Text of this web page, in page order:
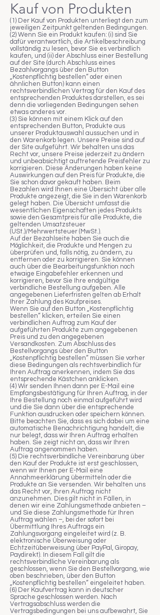
Kauf von Produkten
(1) Der Kauf von Produkten unterliegt den zum
jeweiligen Zeitpunkt geltenden Bedingungen.
(2) Wenn Sie ein Produkt kaufen: (i) sind Sie
dafür verantwortlich, die Artikelbeschreibung
vollständig zu lesen, bevor Sie es verbindlich
kaufen, und (ii) der Abschluss einer Bestellung
auf der Site (durch Abschluss eines
Bezahlvorgangs über den Button
„Kostenpflichtig bestellen“ oder einen
ähnlichen Button) kann einen
rechtsverbindlichen Vertrag für den Kauf des
entsprechenden Produktes darstellen, es sei
denn die vorliegenden Bedingungen sehen
etwas anderes vor.
(3) Sie können mit einem Klick auf den
entsprechenden Button, Produkte aus
unserer Produktauswahl aussuchen und in
den Warenkorb legen. Unsere Preise sind auf
der Site aufgeführt. Wir behalten uns das
Recht vor, unsere Preise jederzeit zu ändern
und unbeabsichtigt auftretende Preisfehler zu
korrigieren. Diese Änderungen haben keine
Auswirkungen auf den Preis für Produkte, die
Sie schon davor gekauft haben. Beim
Bezahlen wird Ihnen eine Übersicht über alle
Produkte angezeigt, die Sie in den Warenkorb
gelegt haben. Die Übersicht umfasst die
wesentlichen Eigenschaften jedes Produkts
sowie den Gesamtpreis für alle Produkte, die
geltenden Umsatzsteuer
(USt.)/Mehrwertsteuer (MwSt.).
Auf der Bezahlseite haben Sie auch die
Möglichkeit, die Produkte und Mengen zu
überprüfen und, falls nötig, zu ändern, zu
entfernen oder zu korrigieren. Sie können
auch über die Bearbeitungsfunktion noch
etwaige Eingabefehler erkennen und
korrigieren, bevor Sie Ihre endgültige
verbindliche Bestellung aufgeben. Alle
angegebenen Lieferfristen gelten ab Erhalt
Ihrer Zahlung des Kaufpreises.
Wenn Sie auf den Button „Kostenpflichtig
bestellen“ klicken, erteilen Sie einen
verbindlichen Auftrag zum Kauf der
aufgeführten Produkte zum angegebenen
Preis und zu den angegebenen
Versandkosten. Zum Abschluss des
Bestellvorgangs über den Button
„Kostenpflichtig bestellen“ müssen Sie vorher
diese Bedingungen als rechtsverbindlich für
Ihren Auftrag anerkennen, indem Sie das
entsprechende Kästchen anklicken.
(4) Wir senden Ihnen dann per E-Mail eine
Empfangsbestätigung für Ihren Auftrag, in der
Ihre Bestellung noch einmal aufgeführt wird
und die Sie dann über die entsprechende
Funktion ausdrucken oder speichern können.
Bitte beachten Sie, dass es sich dabei um eine
automatische Benachrichtigung handelt, die
nur belegt, dass wir Ihren Auftrag erhalten
haben. Sie zeigt nicht an, dass wir Ihren
Auftrag angenommen haben.
(5) Die rechtsverbindliche Vereinbarung über
den Kauf der Produkte ist erst geschlossen,
wenn wir Ihnen per E-Mail eine
Annahmeerklärung übermitteln oder die
Produkte an Sie versenden. Wir behalten uns
das Recht vor, Ihren Auftrag nicht
anzunehmen. Dies gilt nicht in Fällen, in
denen wir eine Zahlungsmethode anbieten –
und Sie diese Zahlungsmethode für Ihren
Auftrag wählen –, bei der sofort bei
Übermittlung Ihres Auftrags ein
Zahlungsvorgang eingeleitet wird (z. B.
elektronische Überweisung oder
Echtzeitüberweisung über PayPal, Giropay,
Paydirekt). In diesem Fall gilt die
rechtsverbindliche Vereinbarung als
geschlossen, wenn Sie den Bestellvorgang, wie
oben beschrieben, über den Button
„Kostenpflichtig bestellen“ eingeleitet haben.
(6) Der Kaufvertrag kann in deutscher
Sprache geschlossen werden. Nach
Vertragsabschluss werden die
Vertragsbedingungen bei uns aufbewahrt, Sie